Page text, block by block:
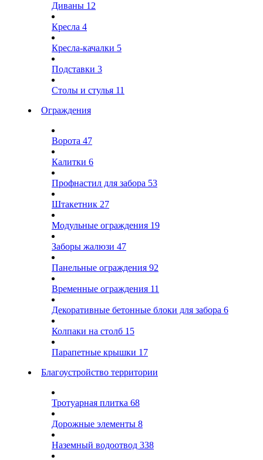
Диваны 12
Кресла 4
Кресла-качалки 5
Подставки 3
Столы и стулья 11
Ограждения
Ворота 47
Калитки 6
Профнастил для забора 53
Штакетник 27
Модульные ограждения 19
Заборы жалюзи 47
Панельные ограждения 92
Временные ограждения 11
Декоративные бетонные блоки для забора 6
Колпаки на столб 15
Парапетные крышки 17
Благоустройство территории
Тротуарная плитка 68
Дорожные элементы 8
Наземный водоотвод 338